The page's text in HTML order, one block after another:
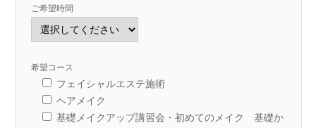
ご希望時間
希望コース
フェイシャルエステ施術
ヘアメイク
基礎メイクアップ講習会・初めてのメイク 基礎か